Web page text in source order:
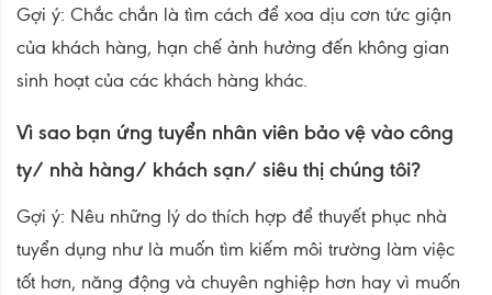
Gợi ý: Chắc chắn là tìm cách để xoa dịu cơn tức giận
của khách hàng, hạn chế ảnh hưởng đến không gian
sinh hoạt của các khách hàng khác.
Vì sao bạn ứng tuyển nhân viên bảo vệ vào công
ty/ nhà hàng/ khách sạn/ siêu thị chúng tôi?
Gợi ý: Nêu những lý do thích hợp để thuyết phục nhà
tuyển dụng như là muốn tìm kiếm môi trường làm việc
tốt hơn, năng động và chuyên nghiệp hơn hay vì muốn